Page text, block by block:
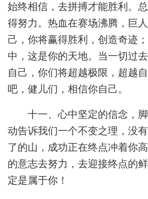
始终相信，去拼搏才能胜利。
得努力。热血在赛场沸腾，巨
己，你将赢得胜利，创造奇迹
中，这是你的天地。当一切过
自己，你们将超越极限，超越
吧，健儿们，相信你自己。
十一、心中坚定的信念，
动告诉我们一个不变之理，没
了的山，成功正在终点冲着你
的意志去努力，去迎接终点的
定是属于你！